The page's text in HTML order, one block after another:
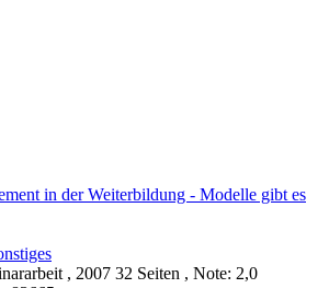
in der Weiterbildung - Modelle gibt es
, 2007 32 Seiten , Note: 2,0